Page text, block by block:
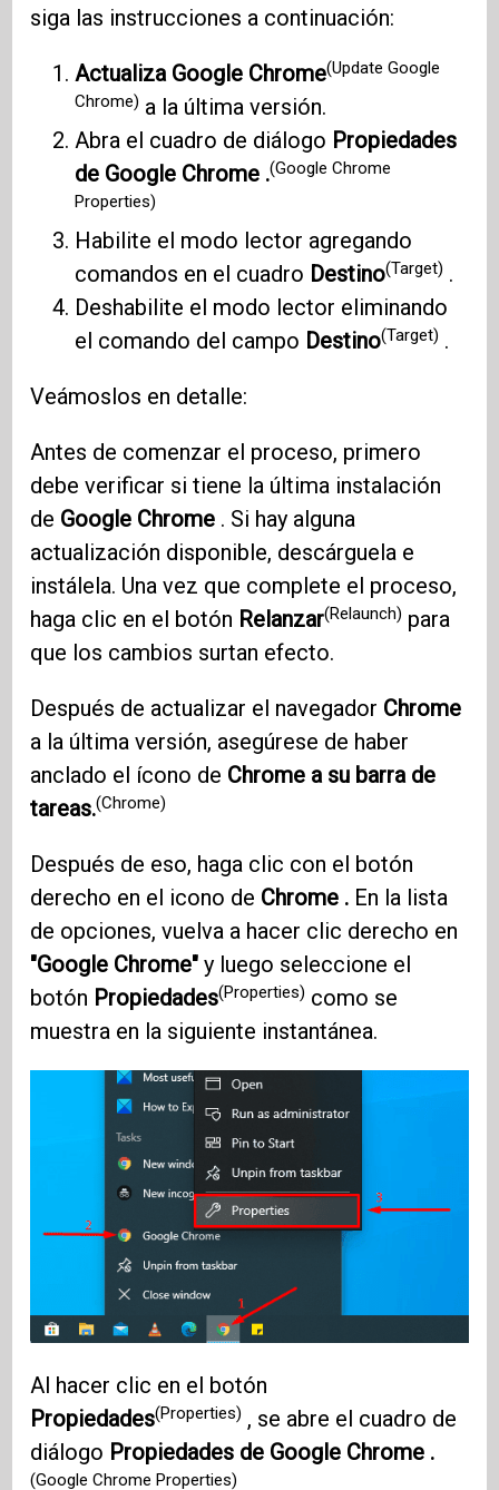
siga las instrucciones a continuación:
Actualiza Google Chrome(Update Google
Chrome) a la última versión.
Abra el cuadro de diálogo Propiedades
de Google Chrome .(Google Chrome
Properties)
Habilite el modo lector agregando
comandos en el cuadro Destino(Target) .
Deshabilite el modo lector eliminando
el comando del campo Destino(Target) .
Veámoslos en detalle:
Antes de comenzar el proceso, primero
debe verificar si tiene la última instalación
de Google Chrome . Si hay alguna
actualización disponible, descárguela e
instálela. Una vez que complete el proceso,
haga clic en el botón Relanzar(Relaunch) para
que los cambios surtan efecto.
Después de actualizar el navegador Chrome
a la última versión, asegúrese de haber
anclado el ícono de Chrome a su barra de
tareas.(Chrome)
Después de eso, haga clic con el botón
derecho en el icono de Chrome . En la lista
de opciones, vuelva a hacer clic derecho en
"Google Chrome" y luego seleccione el
botón Propiedades(Properties) como se
muestra en la siguiente instantánea.
Al hacer clic en el botón
Propiedades(Properties) , se abre el cuadro de
diálogo Propiedades de Google Chrome .
(Google Chrome Properties)